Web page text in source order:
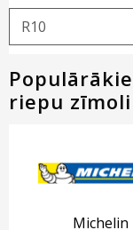
riepu zīmoli
Michelin